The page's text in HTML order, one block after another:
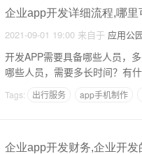
企业app开发详细流程,哪里
2021-09-01 19:00 来自于 应用公
开发APP需要具备哪些人员，
Tags: 出行服务 app手机制作
企业app开发财务,企业开